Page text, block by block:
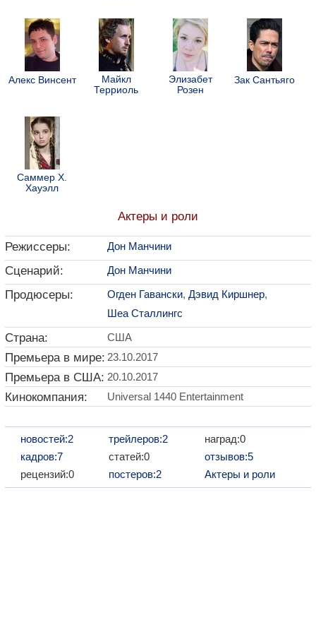
Алекс Винсент
Майкл
Терриоль
Элизабет
Розен
Зак Сантьяго
Саммер Х.
Хауэлл
Актеры и роли
Режиссеры: Дон Манчини
Сценарий: Дон Манчини
Продюсеры: Огден Гавански, Дэвид Киршнер,
Шеа Сталлингс
Страна: США
Премьера в мире: 23.10.2017
Премьера в США: 20.10.2017
Кинокомпания: Universal 1440 Entertainment
новостей:2
кадров:7
рецензий:0
трейлеров:2
статей:0
постеров:2
наград:0
отзывов:5
Актеры и роли